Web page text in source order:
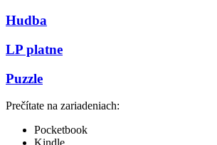
Hudba
LP platne
Puzzle
Prečítate na zariadeniach:
Pocketbook